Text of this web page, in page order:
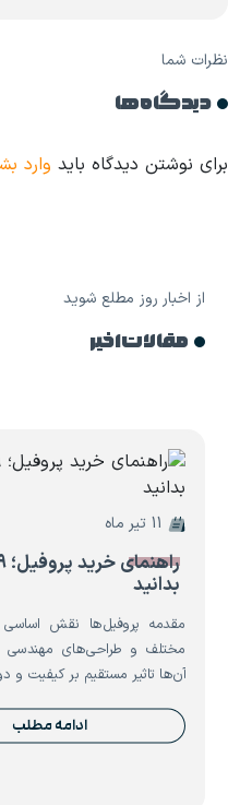
نظرات شما
دیدگاه ها
برای نوشتن دیدگاه باید وارد
از اخبار روز مطلع شوید
مقالات اخیر
بدانید
مقدمه پروفیل‌ها نقش
مختلف و طراحی‌های مهندسی
آن‌ها تاثیر مستقیم بر کیفیت و
ادامه مطلب